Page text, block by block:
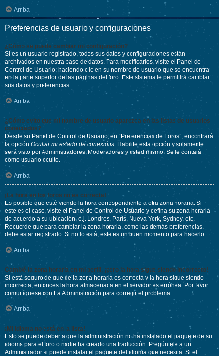
Arriba
Preferencias de usuario y configuraciones
¿Cómo se puede cambiar mi configuración?
Si es un usuario registrado, todos sus datos y configuraciones están
archivados en nuestra base de datos. Para modificarlos, visite el Panel de
Control de Usuario; haciendo clic en su nombre de usuario que se encuentra
en la parte superior de las páginas del foro. Este sistema le permitirá cambiar
sus datos y preferencias.
Arriba
¿Cómo evito que mi nombre de usuario aparezca en las listas de usuarios
conectados?
Desde su Panel de Control de Usuario, en “Preferencias de Foros”, encontrará
la opción Ocultar mi estado de conexións. Habilite esta opción y solamente
será visto por Administradores, Moderadores y usted mismo. Se le contará
como usuario oculto.
Arriba
¡La hora en los foros no es correcta!
Es posible que esté viendo la hora correspondiente a otra zona horaria. Si
este es el caso, visite el Panel de Control de Usuario y defina su zona horaria
de acuerdo a su ubicación, e.j. Londres, París, Nueva York, Sydney, etc.
Recuerde que para cambiar la zona horaria, como las demás preferencias,
debe estar registrado. Si no lo está, este es un buen momento para hacerlo.
Arriba
Cambié la zona horaria en mi perfil, ¡pero la hora sigue siendo incorrecto!
Si está seguro de que de la zona horaria es correcta y la hora sigue siendo
incorrecta, entonces la hora almacenada en el servidor es errónea. Por favor
comuníquese con La Administración para corregir el problema.
Arriba
¡Mi idioma no está en la lista!
Esto se puede deber a que la administración no ha instalado el paquete de su
idioma para el foro o nadie ha creado una traducción. Pregúntele a un
Administrador si puede instalar el paquete del idioma que necesita. Si el